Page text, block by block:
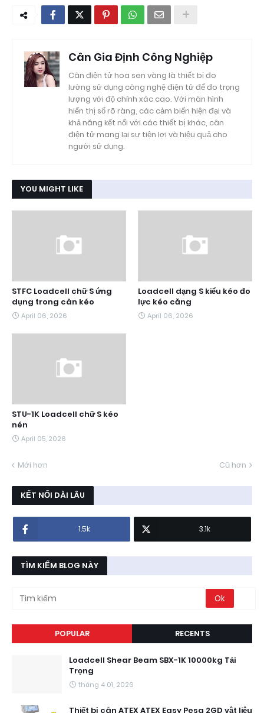
Cân Gia Định Công Nghiệp
Cân điện tử hoa sen vàng là thiết bị đo
lường sử dụng công nghệ điện tử để đo trọng
lượng với độ chính xác cao. Với màn hình
hiển thị số rõ ràng, các cảm biến hiện đại và
khả năng kết nối với các thiết bị khác, cân
điện tử mang lại sự tiện lợi và hiệu quả cho
người sử dụng.
YOU MIGHT LIKE
STFC Loadcell chữ S ứng
dụng trong cân kéo
April 06, 2026
Loadcell dạng S kiểu kéo đo
lực kéo căng
April 06, 2026
STU-1K Loadcell chữ S kéo
nén
April 05, 2026
Mới hơn Cũ hơn
KẾT NỐI DÀI LÂU
1.5k 3.1k
TÌM KIẾM BLOG NÀY
POPULAR RECENTS
Loadcell Shear Beam SBX-1K 10000kg Tải
Trọng
tháng 4 01, 2026
Thiết bị cân ATEX ATEX Easy Pesa 2GD vật liệu